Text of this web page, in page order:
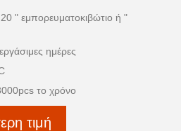
" εμπορευματοκιβώτιο ή "
ημέρες
το χρόνο
τιμή